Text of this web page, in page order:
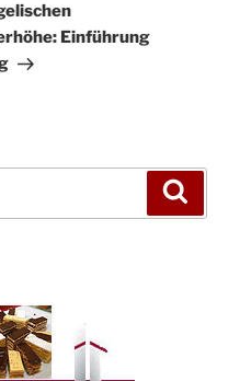
Einführung